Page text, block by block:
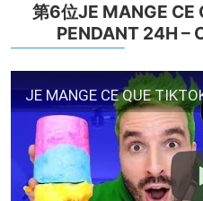
第6位JE MANGE CE
PENDANT 24H –